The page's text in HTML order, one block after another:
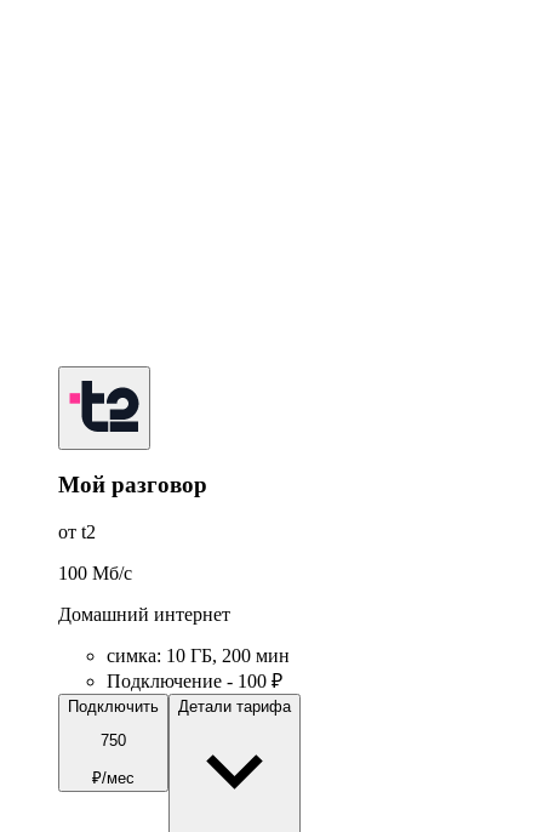
Мой разговор
от t2
100 Мб/c
Домашний интернет
симка: 10 ГБ, 200 мин
Подключение - 100 ₽
Подключить
750
₽/мес
Детали тарифа